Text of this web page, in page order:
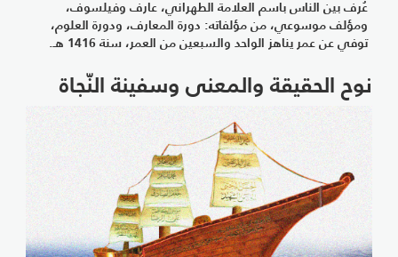
عُرف بين الناس باسم العلامة الطهراني، عارف وفيلسوف،
ومؤلف موسوعي، من مؤلفاته: دورة المعارف، ودورة العلوم،
توفي عن عمر يناهز الواحد والسبعين من العمر، سنة 1416 هـ.
نوح الحقيقة والمعنى وسفينة النّجاة